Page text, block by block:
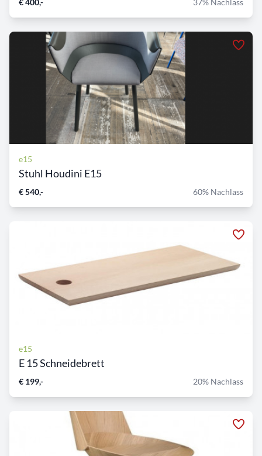
€ 400,- 37% Nachlass
e15
Stuhl Houdini E15
€ 540,- 60% Nachlass
e15
E 15 Schneidebrett
€ 199,- 20% Nachlass